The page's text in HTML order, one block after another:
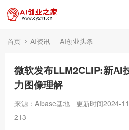
首页 AI资讯 AI创业头条
微软发布LLM2CLIP:新AI
力图像理解
来源：AIbase基地 更新时间2024-
213